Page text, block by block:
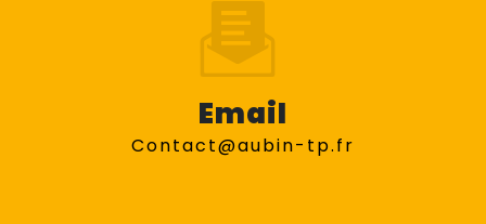
Email
contact@aubin-tp.fr